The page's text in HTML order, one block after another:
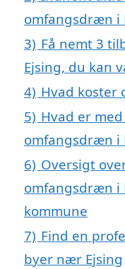
omfangsdræn i
3) Få nemt 3
Ejsing, du kan
4) Hvad koster
5) Hvad er
omfangsdræn i
6) Oversigt
omfangsdræn i
kommune
7) Find en
byer nær Ejsing